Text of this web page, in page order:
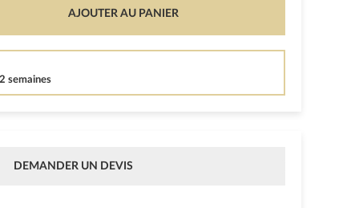
AJOUTER AU PANIER
semaines
DEMANDER UN DEVIS